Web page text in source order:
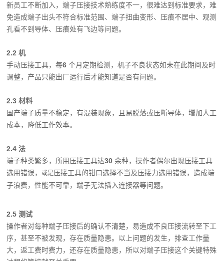
新员工不断加入，端子压接技术熟练度不一，很难达到标准要求，难
免造成端子出头不符合标准范围、端子扭曲变形、压痕不居中、观测
孔看不到导体、压痕处有飞边等问题。
2.2 机
手动压接工具，每6个月定期检测，机子不良状态如未在此期间及时
调整，产品只能出厂运行后才能知道是否有问题。
2.3 材料
国产端子质量不稳定，有混装现象，且易脱落或压断导体，增加人工
成本，降低工作效率。
2.4 法
端子种类繁多，所用压接工具达30 余种，操作者偶尔出现压接工具
选用错误，或是压接工具的钳口选择不当及压接力选用错误，造成端
子浪费，性能不可靠，端子无法插入连接器等问题。
2.5 测试
操作者对每种端子压接后的确认不清楚，易造成不良压接流转至下工
序，甚至不被发现，存在质量隐患。以上问题的发生，排查工作量
大，返工费时费力，还存在质量隐患，所以对端子压接这个关键特殊